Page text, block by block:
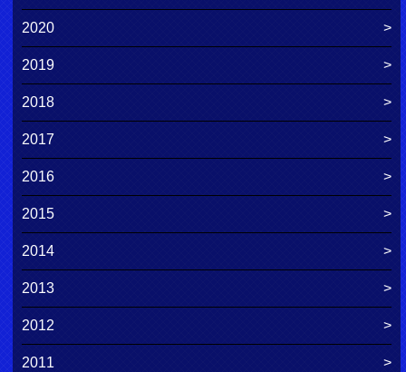
2020
2019
2018
2017
2016
2015
2014
2013
2012
2011